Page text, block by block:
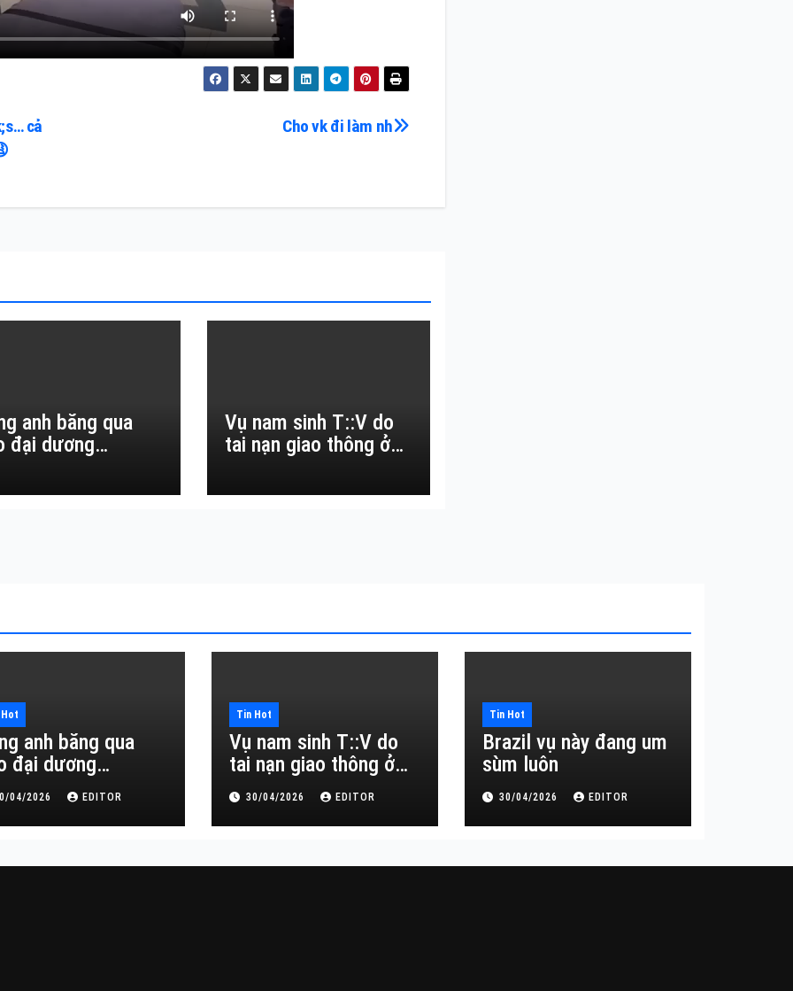
Cho vk đi làm nh
cả
anh băng qua
đại dương…
Vụ nam sinh T::V do
tai nạn giao thông ở
anh băng qua
đại dương…
04/2026 EDITOR
Tin Hot
Vụ nam sinh T::V do
tai nạn giao thông ở
Đắk Lắk
30/04/2026 EDITOR
Tin Hot
Brazil vụ này đang um
sùm luôn
30/04/2026 EDITOR